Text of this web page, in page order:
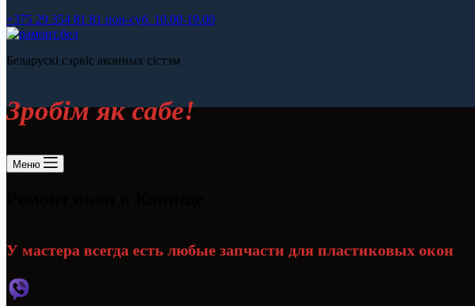
+375 29 354 81 81 пон-суб. 10.00-19.00
Беларускі сэрвіс аконных сістэм
Зробiм як сабе!
Меню
У мастера всегда есть любые запчасти для пластиковых окон